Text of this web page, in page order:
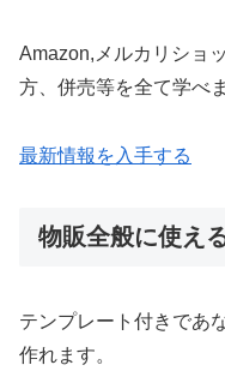
Amazon,メルカリショ
方、併売等を全て学べ
最新情報を入手する
物販全般に使え
テンプレート付きであ
作れます。